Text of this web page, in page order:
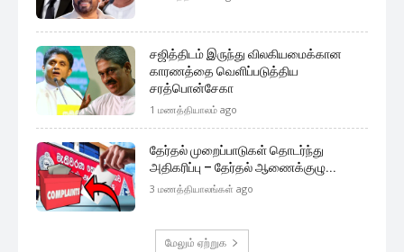
சஜித்திடம் இருந்து விலகியமைக்கான
காரணத்தை வெளிப்படுத்திய
சரத்பொன்சேகா
1 மணத்தியாலம் ago
தேர்தல் முறைப்பாடுகள் தொடர்ந்து
அதிகரிப்பு – தேர்தல் ஆணைக்குழு...
3 மணத்தியாலங்கள் ago
மேலும் ஏற்றுக